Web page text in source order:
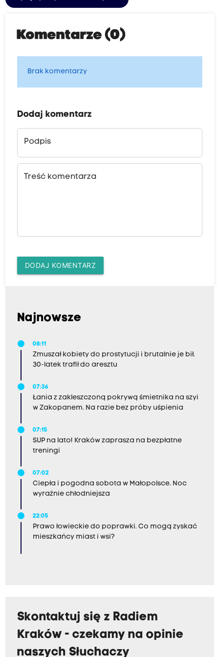
Komentarze (0)
Brak komentarzy
Dodaj komentarz
Podpis
Treść komentarza
DODAJ KOMENTARZ
Najnowsze
08:11
Zmuszał kobiety do prostytucji i brutalnie je bił.
30-latek trafił do aresztu
07:36
Łania z zakleszczoną pokrywą śmietnika na szyi
w Zakopanem. Na razie bez próby uśpienia
07:15
SUP na lato! Kraków zaprasza na bezpłatne
treningi
07:02
Ciepła i pogodna sobota w Małopolsce. Noc
wyraźnie chłodniejsza
22:05
Prawo łowieckie do poprawki. Co mogą zyskać
mieszkańcy miast i wsi?
Skontaktuj się z Radiem
Kraków - czekamy na opinie
naszych Słuchaczy